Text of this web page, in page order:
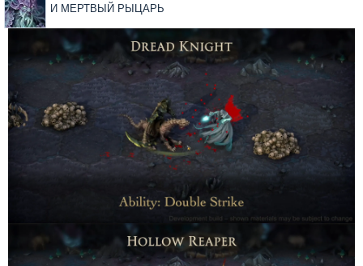
И МЕРТВЫЙ РЫЦАРЬ